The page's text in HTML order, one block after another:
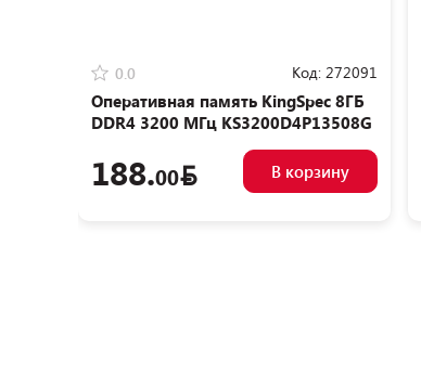
0.0 Код: 272091
Оперативная память KingSpec 8ГБ
DDR4 3200 МГц KS3200D4P13508G
188.00 В корзину